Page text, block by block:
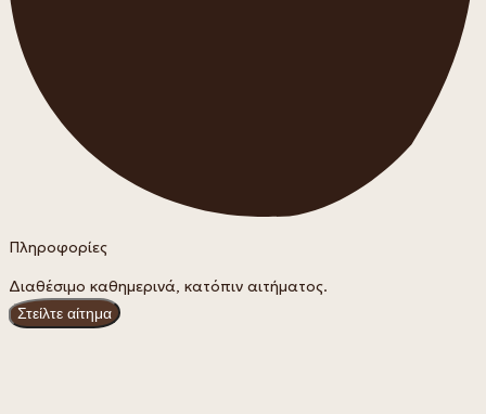
Πληροφορίες
Διαθέσιμο καθημερινά, κατόπιν αιτήματος.
Στείλτε αίτημα